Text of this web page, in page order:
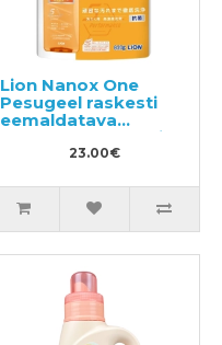
Lion Nanox One
Pesugeel raskesti
eemaldatava
mustuse vastu, täide
23.00€